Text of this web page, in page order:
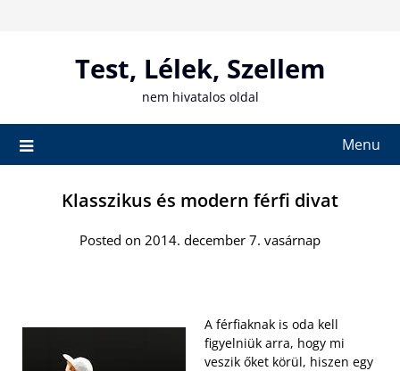
Test, Lélek, Szellem
nem hivatalos oldal
Menu
Klasszikus és modern férfi divat
Posted on 2014. december 7. vasárnap
A férfiaknak is oda kell
figyelniük arra, hogy mi
veszik őket körül, hiszen egy